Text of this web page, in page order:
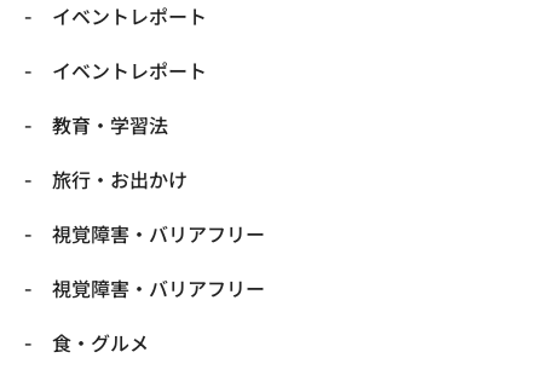
​イベントレポート
​イベントレポート
​教育・学習法
​旅行・お出かけ
​視覚障害・バリアフリー
​視覚障害・バリアフリー
​食・グルメ